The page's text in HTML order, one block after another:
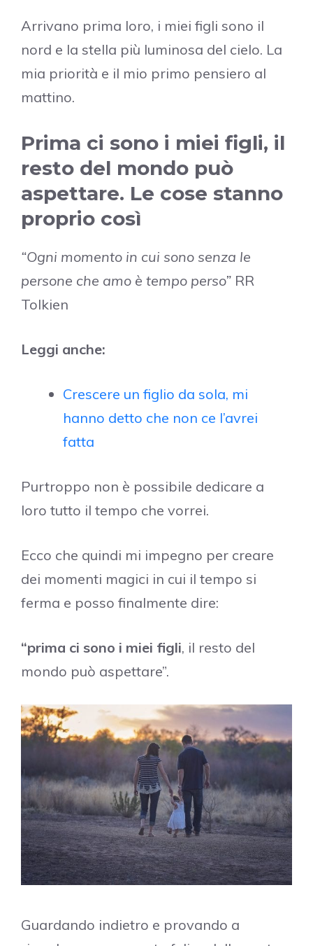
Arrivano prima loro, i miei figli sono il
nord e la stella più luminosa del cielo. La
mia priorità e il mio primo pensiero al
mattino.
Prima ci sono i miei figli, il
resto del mondo può
aspettare. Le cose stanno
proprio così
“Ogni momento in cui sono senza le
persone che amo è tempo perso” RR
Tolkien
Leggi anche:
Crescere un figlio da sola, mi
hanno detto che non ce l’avrei
fatta
Purtroppo non è possibile dedicare a
loro tutto il tempo che vorrei.
Ecco che quindi mi impegno per creare
dei momenti magici in cui il tempo si
ferma e posso finalmente dire:
“prima ci sono i miei figli, il resto del
mondo può aspettare”.
Guardando indietro e provando a